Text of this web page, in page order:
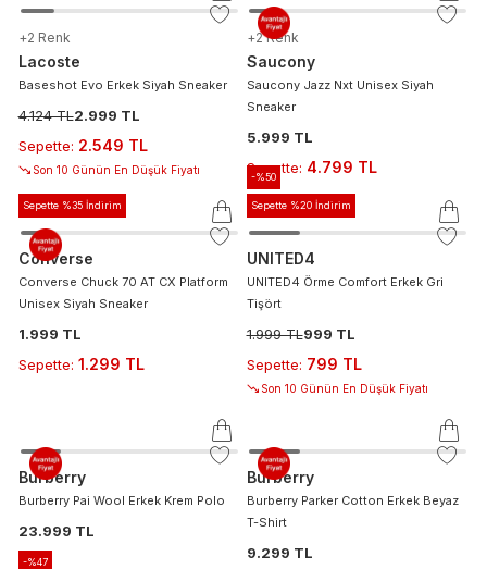
+2 Renk
Lacoste
Baseshot Evo Erkek Siyah Sneaker
4.124 TL2.999 TL
Sepette: 2.549 TL
Son 10 Günün En Düşük Fiyatı
+2 Renk
Saucony
Saucony Jazz Nxt Unisex Siyah
Sneaker
5.999 TL
Sepette: 4.799 TL
Sepette %35 İndirim
Converse
Converse Chuck 70 AT CX Platform
Unisex Siyah Sneaker
1.999 TL
Sepette: 1.299 TL
-%50
Sepette %20 İndirim
UNITED4
UNITED4 Örme Comfort Erkek Gri
Tişört
1.999 TL999 TL
Sepette: 799 TL
Son 10 Günün En Düşük Fiyatı
Burberry
Burberry Pai Wool Erkek Krem Polo
23.999 TL
Burberry
Burberry Parker Cotton Erkek Beyaz
T-Shirt
9.299 TL
-%47